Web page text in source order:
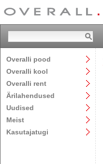
Overalli pood
Overalli kool
Overalli rent
Ärilahendused
Uudised
Meist
Kasutajatugi